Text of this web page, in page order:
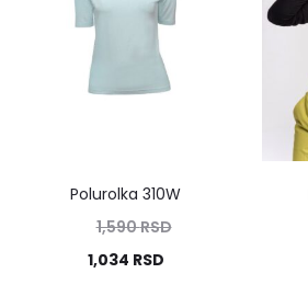
Polurolka 310W
1,590RSD
1,034 RSD